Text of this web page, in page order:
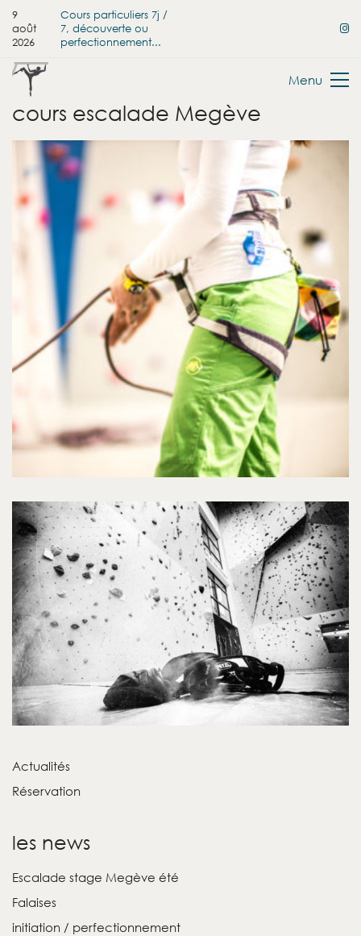
9
août
2026
Cours particuliers 7j /
7, découverte ou
perfectionnement...
Menu
cours escalade Megève
Actualités
Réservation
les news
Escalade stage Megève été
Falaises
initiation / perfectionnement